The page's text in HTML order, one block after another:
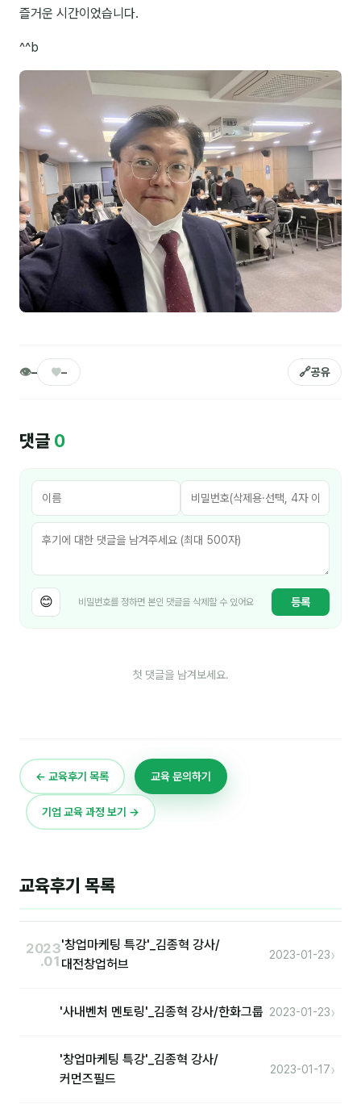
🤲 협력강사 과정
📈 B2B 마케팅
🤖 AI 실무
🧭 기획·전략
강사
김종혁
구자룡
김경태
김의중
김지혜
노준영
Maria
박혜랑
이상미
이미루
이옥겸
임아라
전승빈
정일영
즐거운 시간이었습니다.
^^b
👁– ♥– 🔗공유
댓글 0
😊 비밀번호를 정하면 본인 댓글을 삭제할 수 있어요 등록
첫 댓글을 남겨보세요.
← 교육후기 목록 교육 문의하기
기업 교육 과정 보기 →
교육후기 목록
2023
.01
'창업마케팅 특강'_김종혁 강사/
대전창업허브
2023-01-23›
'사내벤처 멘토링'_김종혁 강사/한화그룹 2023-01-23›
'창업마케팅 특강'_김종혁 강사/
커먼즈필드
2023-01-17›